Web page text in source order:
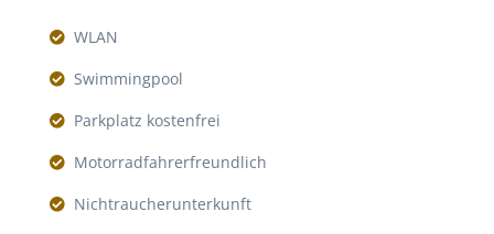
WLAN
Swimmingpool
Parkplatz kostenfrei
Motorradfahrerfreundlich
Nichtraucherunterkunft